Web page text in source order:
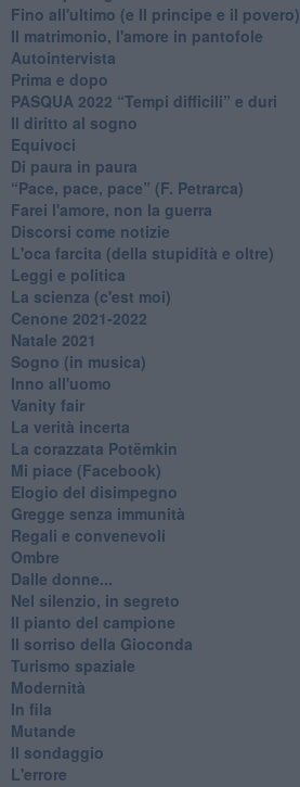
Fino all'ultimo (e Il principe e il povero)
Il matrimonio, l'amore in pantofole
Autointervista
Prima e dopo
​PASQUA 2022 “Tempi difficili” e duri
Il diritto al sogno
Equivoci
Di paura in paura
​“Pace, pace, pace” (F. Petrarca)
Farei l'amore, non la guerra
Discorsi come notizie
L'oca farcita (della stupidità e oltre)
Leggi e politica
La scienza (c'est moi)
Cenone 2021-2022
Natale 2021
Sogno (in musica)
Inno all'uomo
Vanity fair
La verità incerta
La corazzata Potëmkin
Mi piace (Facebook)
Elogio del disimpegno
Gregge senza immunità
Regali e convenevoli
Ombre
Dalle donne...
Nel silenzio, in segreto
Il pianto del campione
Il sorriso della Gioconda
Turismo spaziale
Modernità
In fila
Mutande
Il sondaggio
L'errore